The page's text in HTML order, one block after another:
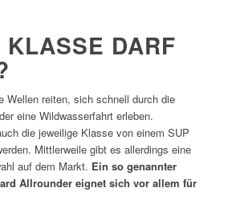
KLASSE DARF
Wellen reiten, sich schnell durch die
eine Wildwasserfahrt erleben.
die jeweilige Klasse von einem SUP
Mittlerweile gibt es allerdings eine
auf dem Markt. Ein so genannter
Allrounder eignet sich vor allem für